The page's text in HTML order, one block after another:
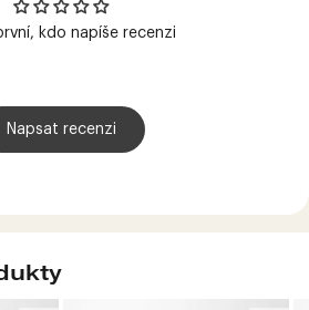
kdo napíše recenzi
Napsat recenzi